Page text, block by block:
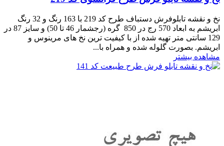
نخ و نقشه تابلوفرش دستباف طرح کد 219 با 163 رنگ و 32 رنگ
ابریشم به ابعاد 570 رج در 850 گره (رجشمار 46 تا 50) و سایز 87 در
129 سانتی متر تهیه شده از با کیفیت ترین نخ های مرینوس و
ابریشم. بصورت گلوله شده و همراه با...
مشاهده بیشتر